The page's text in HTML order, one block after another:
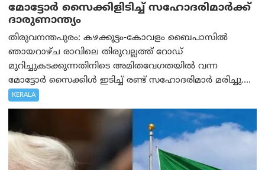
മോട്ടോര്‍ സൈക്കിളിടിച്ച് സഹോദരിമാര്‍ക്ക്
ദാരുണാന്ത്യം
തിരുവനന്തപുരം: കഴക്കൂട്ടം-കോവളം ബൈപാസിൽ
ഞായറാഴ്ച രാവിലെ തിരുവല്ലത്ത് റോഡ്
മുറിച്ചുകടക്കുന്നതിനിടെ അമിതവേഗതയിൽ വന്ന
മോട്ടോർ സൈക്കിൾ ഇടിച്ച് രണ്ട് സഹോദരിമാർ മരിച്ചു....
KERALA